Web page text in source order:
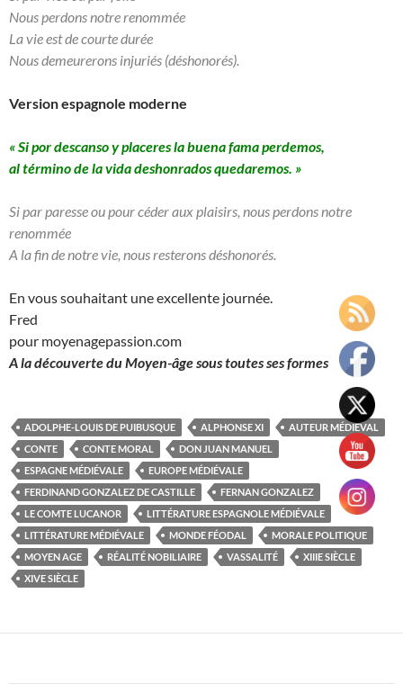
Nous perdons notre renommée
La vie est de courte durée
Nous demeurerons injuriés (déshonorés).
Version espagnole moderne
« Si por descanso y placeres la buena fama perdemos,
al término de la vida deshonrados quedaremos. »
Si par paresse ou pour céder aux plaisirs, nous perdons notre
renommée
A la fin de notre vie, nous resterons déshonorés.
En vous souhaitant une excellente journée.
Fred
pour moyenagepassion.com
A la découverte du Moyen-âge sous toutes ses formes
ADOLPHE-LOUIS DE PUIBUSQUE ALPHONSE XI
AUTEUR MÉDIÉVAL
CONTE
CONTE MORAL
DON JUAN MANUEL
ESPAGNE MÉDIÉVALE
EUROPE MÉDIÉVALE
FERDINAND GONZALEZ DE CASTILLE
FERNAN GONZALEZ
LE COMTE LUCANOR
LITTÉRATURE ESPAGNOLE MÉDIÉVALE
LITTÉRATURE MÉDIÉVALE
MONDE FÉODAL
MORALE POLITIQUE
MOYEN AGE
RÉALITÉ NOBILIAIRE VASSALITÉ
XIIIE SIÈCLE
XIVE SIÈCLE